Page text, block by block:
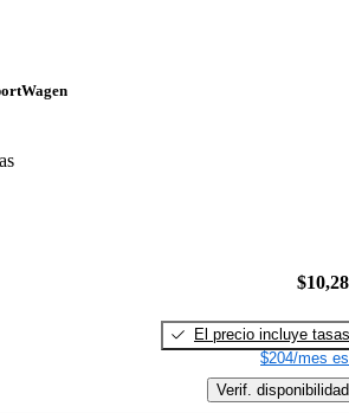
El precio incluye tasas
$204/mes
Verif. disponibilidad